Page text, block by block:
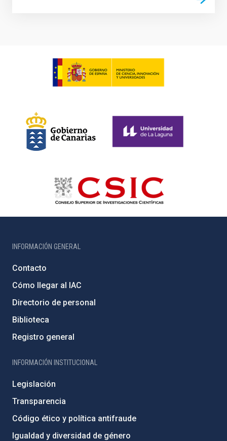
INFORMACIÓN GENERAL
Contacto
Cómo llegar al IAC
Directorio de personal
Biblioteca
Registro general
INFORMACIÓN INSTITUCIONAL
Legislación
Transparencia
Código ético y política antifraude
Igualdad y diversidad de género